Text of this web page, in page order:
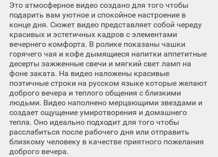
Это атмосферное видео создано для того чтобы
подарить вам уютное и спокойное настроение в
конце дня. Сюжет видео представляет собой череду
красивых и эстетичных кадров с элементами
вечернего комфорта. В ролике показаны чашки
горячего чая и кофе дымящиеся напитки аппетитные
десерты зажженные свечи и мягкий свет ламп на
фоне заката. На видео наложены красивые
поэтичные строки на русском языке которые желают
доброго вечера и теплого общения с близкими
людьми. Видео наполнено мерцающими звездами и
создает ощущение умиротворения и домашнего
тепла. Оно идеально подходит для того чтобы
расслабиться после рабочего дня или отправить
близкому человеку в качестве приятного пожелания
доброго вечера.